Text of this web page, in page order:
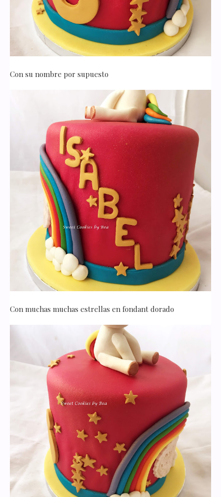
Con su nombre por supuesto
Con muchas muchas estrellas en fondant dorado